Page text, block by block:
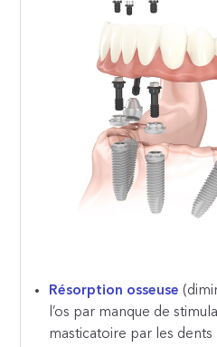
Résorption osseuse
l’os par manque de
masticatoire par les dents